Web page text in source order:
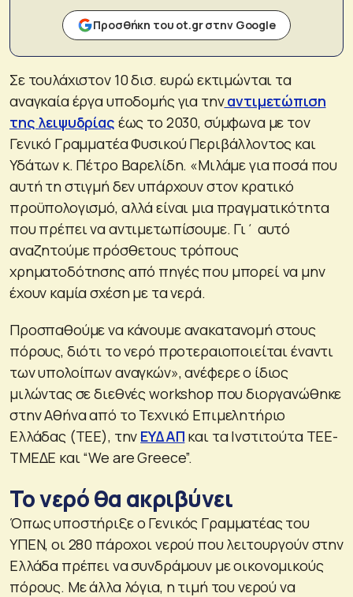
Προσθήκη του ot.gr στην Google
Σε τουλάχιστον 10 δισ. ευρώ εκτιμώνται τα
αναγκαία έργα υποδομής για τηναντιμετώπιση
της λειψυδρίας έως το 2030, σύμφωνα με τον
Γενικό Γραμματέα Φυσικού Περιβάλλοντος και
Υδάτων κ. Πέτρο Βαρελίδη. «Μιλάμε για ποσά που
αυτή τη στιγμή δεν υπάρχουν στον κρατικό
προϋπολογισμό, αλλά είναι μια πραγματικότητα
που πρέπει να αντιμετωπίσουμε. Γι΄ αυτό
αναζητούμε πρόσθετους τρόπους
χρηματοδότησης από πηγές που μπορεί να μην
έχουν καμία σχέση με τα νερά.
Προσπαθούμε να κάνουμε ανακατανομή στους
πόρους, διότι το νερό προτεραιοποιείται έναντι
των υπολοίπων αναγκών», ανέφερε ο ίδιος
μιλώντας σε διεθνές workshop που διοργανώθηκε
στην Αθήνα από το Τεχνικό Επιμελητήριο
Ελλάδας (ΤΕΕ), την ΕΥΔΑΠ και τα Ινστιτούτα ΤΕΕ-
ΤΜΕΔΕ και “We are Greece”.
Το νερό θα ακριβύνει
Όπως υποστήριξε ο Γενικός Γραμματέας του
ΥΠΕΝ, οι 280 πάροχοι νερού που λειτουργούν στην
Ελλάδα πρέπει να συνδράμουν με οικονομικούς
πόρους. Με άλλα λόγια, η τιμή του νερού να